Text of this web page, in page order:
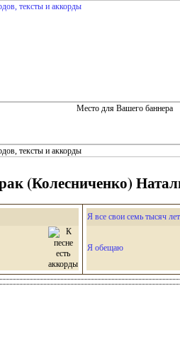
(Колесниченко)
Я все свои семь тысяч лет
Я обещаю